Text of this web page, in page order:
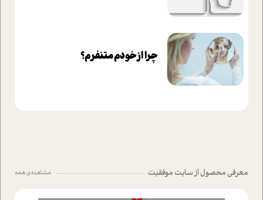
چرا از خودم متنفرم؟
معرفی محصول از سایت موفقیت مشاهده ی همه